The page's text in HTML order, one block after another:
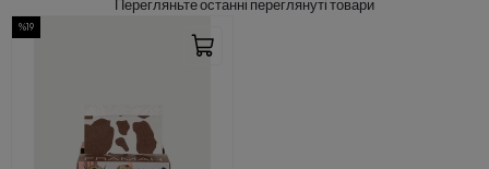
Перегляньте останні переглянуті товари
%19